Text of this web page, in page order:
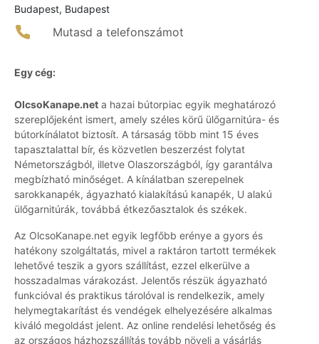
Budapest, Budapest
Mutasd a telefonszámot
Egy cég:
OlcsoKanape.net a hazai bútorpiac egyik meghatározó
szereplőjeként ismert, amely széles körű ülőgarnitúra- és
bútorkínálatot biztosít. A társaság több mint 15 éves
tapasztalattal bír, és közvetlen beszerzést folytat
Németországból, illetve Olaszországból, így garantálva
megbízható minőséget. A kínálatban szerepelnek
sarokkanapék, ágyazható kialakítású kanapék, U alakú
ülőgarnitúrák, továbbá étkezőasztalok és székek.
Az OlcsoKanape.net egyik legfőbb erénye a gyors és
hatékony szolgáltatás, mivel a raktáron tartott termékek
lehetővé teszik a gyors szállítást, ezzel elkerülve a
hosszadalmas várakozást. Jelentős részük ágyazható
funkcióval és praktikus tárolóval is rendelkezik, amely
helymegtakarítást és vendégek elhelyezésére alkalmas
kiváló megoldást jelent. Az online rendelési lehetőség és
az országos házhozszállítás tovább növeli a vásárlás